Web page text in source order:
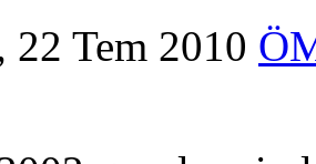
22 Tem 2010